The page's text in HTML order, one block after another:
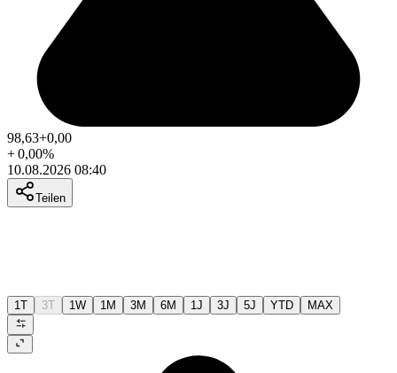
98,63+0,00
+0,00%
10.08.2026 08:40
Teilen
1T 3T 1W 1M 3M 6M 1J 3J 5J YTD MAX